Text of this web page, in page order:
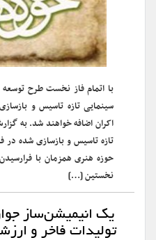
سینمایی تازه تاسیس و
اکران اضافه خواهند شد. به
تازه تاسیس و بازسازی شده
حوزه هنری همزمان با
نخستین […]
یک انیمیشن‌ساز
تولیدات فاخر و